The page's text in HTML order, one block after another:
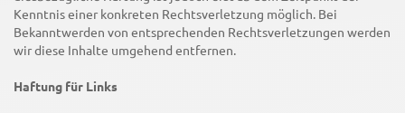
Kenntnis einer konkreten Rechtsverletzung möglich. Bei
Bekanntwerden von entsprechenden Rechtsverletzungen werden
wir diese Inhalte umgehend entfernen.
Haftung für Links